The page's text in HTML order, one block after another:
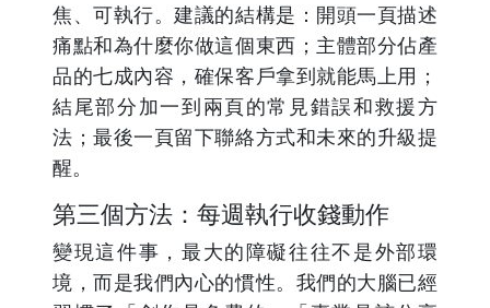
焦、可執行。建議的結構是：開頭一頁描述
痛點和為什麼你做這個東西；主體部分佔產
品的七成內容，確保客戶拿到就能馬上用；
結尾部分加一到兩頁的常見錯誤和救援方
法；最後一頁留下聯絡方式和未來的升級提
醒。
第三個方法：每週執行收錢動作
變現這件事，最大的障礙往往不是外部環
境，而是我們內心的慣性。我們的大腦已經